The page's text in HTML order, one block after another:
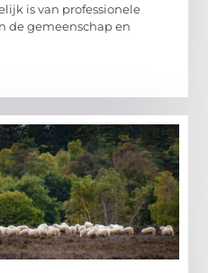
is van professionele
de gemeenschap en